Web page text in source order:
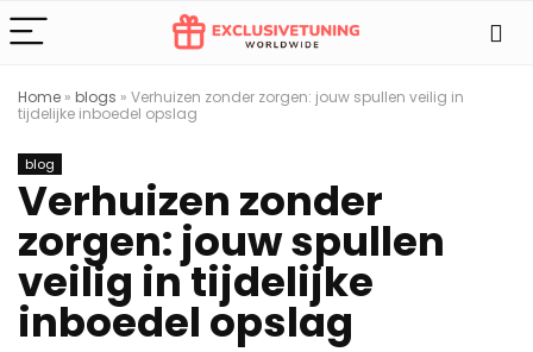
Home » blogs » Verhuizen zonder zorgen: jouw spullen veilig in
tijdelijke inboedel opslag
blog
Verhuizen zonder
zorgen: jouw spullen
veilig in tijdelijke
inboedel opslag